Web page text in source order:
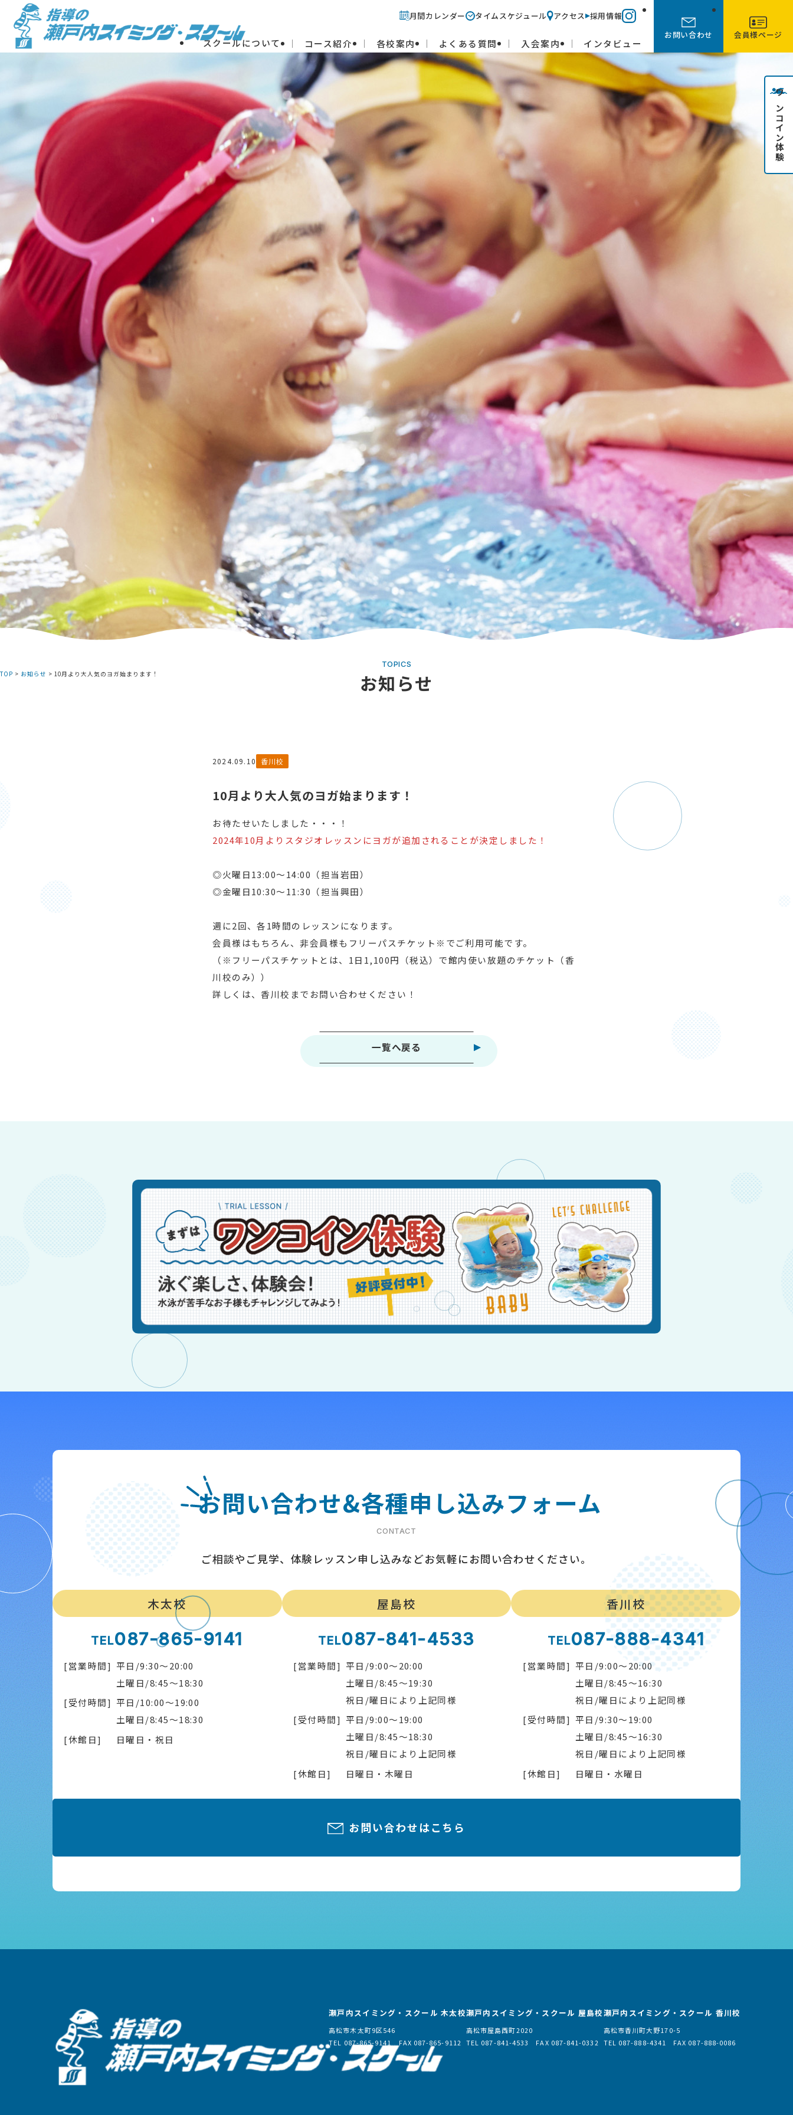
content
月間カレンダー タイムスケジュール アクセス 採用情報
スクールについて コース紹介 各校案内 よくある質問 入会案内 インタビュー
お問い合わせ 会員様ページ
TOP > お知らせ > 10月より大人気のヨガ始まります！
TOPICS
お知らせ
2024.09.10 香川校
10月より大人気のヨガ始まります！
お待たせいたしました・・・！
2024年10月よりスタジオレッスンにヨガが追加されることが決定しました！
◎火曜日13:00～14:00（担当岩田）
◎金曜日10:30～11:30（担当興田）
週に2回、各1時間のレッスンになります。
会員様はもちろん、非会員様もフリーパスチケット※でご利用可能です。
（※フリーパスチケットとは、1日1,100円（税込）で館内使い放題のチケット（香
川校のみ））
詳しくは、香川校までお問い合わせください！
一覧へ戻る
お問い合わせ&各種申し込みフォーム
CONTACT
ご相談やご見学、体験レッスン申し込みなどお気軽にお問い合わせください。
木太校
TEL087-865-9141
[営業時間] 平日/9:30～20:00
土曜日/8:45～18:30
[受付時間] 平日/10:00～19:00
土曜日/8:45～18:30
[休館日]
日曜日・祝日
屋島校
TEL087-841-4533
[営業時間] 平日/9:00～20:00
土曜日/8:45～19:30
祝日/曜日により上記同様
[受付時間] 平日/9:00～19:00
土曜日/8:45～18:30
祝日/曜日により上記同様
[休館日]
日曜日・木曜日
香川校
TEL087-888-4341
[営業時間] 平日/9:00～20:00
土曜日/8:45～16:30
祝日/曜日により上記同様
[受付時間] 平日/9:30～19:00
土曜日/8:45～16:30
祝日/曜日により上記同様
[休館日]
日曜日・水曜日
お問い合わせはこちら
瀬戸内スイミング・スクール 木太校
高松市木太町9区546
TEL 087-865-9141 FAX 087-865-9112
瀬戸内スイミング・スクール 屋島校
高松市屋島西町2020
TEL 087-841-4533 FAX 087-841-0332
瀬戸内スイミング・スクール 香川校
高松市香川町大野170-5
TEL 087-888-4341 FAX 087-888-0086
ワンコイン体験